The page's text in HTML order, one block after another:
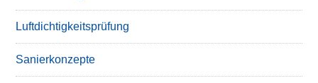
Luftdichtigkeitsprüfung
Sanierkonzepte